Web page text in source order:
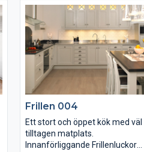
Frillen 004
Ett stort och öppet kök med väl
tilltagen matplats.
Innanförliggande Frillenluckor